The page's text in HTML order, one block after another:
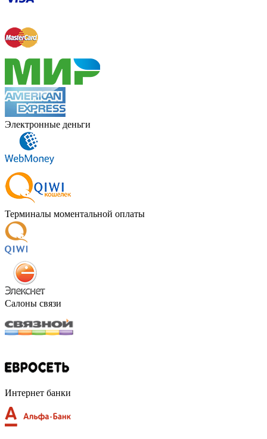
Электронные деньги
Терминалы моментальной оплаты
Салоны связи
Интернет банки